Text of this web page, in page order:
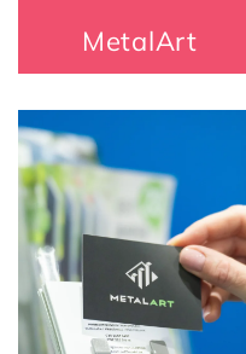
MetalArt